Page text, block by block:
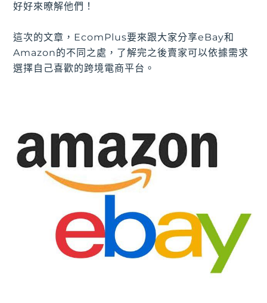
好好來暸解他們！
這次的文章，EcomPlus要來跟大家分享eBay和
Amazon的不同之處，了解完之後賣家可以依據需求
選擇自己喜歡的跨境電商平台。